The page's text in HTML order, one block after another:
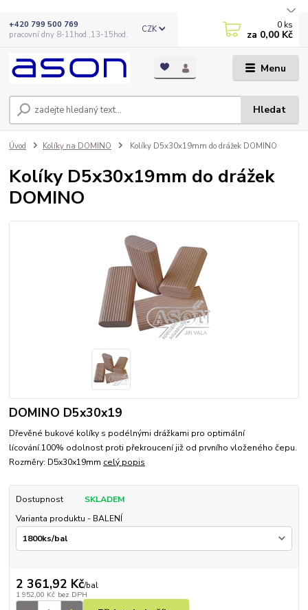
Menu
CZK
Hledat
+420 799 500 769
pracovní dny 8-11hod.,13-15hod.
0 ks
za 0,00 Kč
Úvod Kolíky na DOMINO Kolíky D5x30x19mm do drážek DOMINO
Kolíky D5x30x19mm do drážek
DOMINO
DOMINO D5x30x19
Dřevěné bukové kolíky s podélnými drážkami pro optimální
lícování.100% odolnost proti překroucení již od prvního vloženého čepu.
Rozměry: D5x30x19mm celý popis
Dostupnost
SKLADEM
Varianta produktu - BALENÍ
2 361,92 Kč/bal
1 952,00 Kč bez DPH